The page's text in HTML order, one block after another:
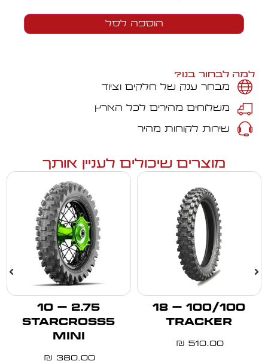
הוספה לסל
למה לבחור בנו?
מבחר ענק של חלקים וציוד
משלוחים מהירים לכל הארץ
שירות לקוחות מהיר
מוצרים שיכולים לעניין אותך
100/100 – 18
TRACKER
510.00
₪
2.75 – 10
STARCROSS5
MINI
380.00
₪